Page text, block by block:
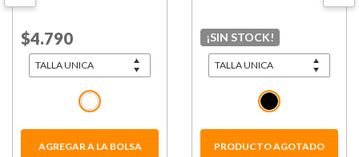
Price reduced from
$4.790
AGREGAR A LA BOLSA
¡SIN STOCK!
PRODUCTO AGOTADO